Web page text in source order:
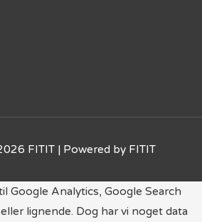
FITIT | Powered by FITIT
Google Analytics, Google Search
lignende. Dog har vi noget data